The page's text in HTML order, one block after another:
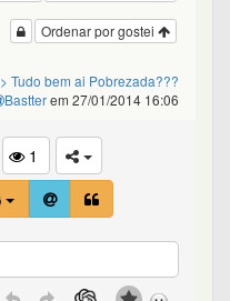
Ordenar por gostei
> Tudo bem ai Pobrezada???
Bastterem 27/01/2014 16:06
1